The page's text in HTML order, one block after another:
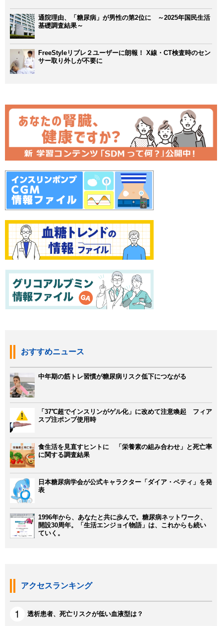
通院理由、「糖尿病」が男性の第2位に ～2025年国民生活
基礎調査結果～
FreeStyleリブレ２ユーザーに朗報！ X線・CT検査時のセン
サー取り外しが不要に
おすすめニュース
中年期の筋トレ習慣が糖尿病リスク低下につながる
「37℃超でインスリンがゲル化」に改めて注意喚起 フィア
スプ注ポンプ使用時
食生活を見直すヒントに 「栄養素の組み合わせ」と死亡率
に関する調査結果
日本糖尿病学会が公式キャラクター「ダイア・ベティ」を発
表
1996年から、あなたと共に歩んで。糖尿病ネットワーク、
開設30周年。「生活エンジョイ物語」は、これからも続い
ていく。
アクセスランキング
透析患者、死亡リスクが低い血液型は？